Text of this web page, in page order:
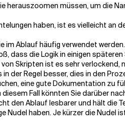
herauszoomen müssen, um die
haben, ist es vielleicht
im Ablauf häufig verwendet
dass die Logik in einigen
Skripten ist es sehr
der Regel besser, dies in den
eine gute Dokumentation zu
Fall könnten Sie darüber
den Ablauf lesbarer und hält
Nudel haben. Je kürzer die Nudel